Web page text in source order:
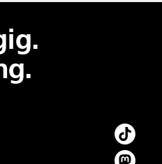
öffentlich zugänglich angezeigt.